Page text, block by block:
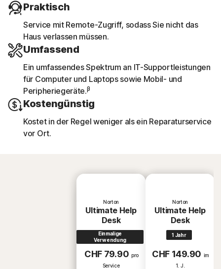
Praktisch
Service mit Remote-Zugriff, sodass Sie nicht das
Haus verlassen müssen.
Umfassend
Ein umfassendes Spektrum an IT-Supportleistungen
für Computer und Laptops sowie Mobil- und
Peripheriegeräte.β
Kostengünstig
Kostet in der Regel weniger als ein Reparaturservice
vor Ort.
Norton
Ultimate Help
Desk
Einmalige
Verwendung
CHF 79.90 pro
Service
Norton
Ultimate Help
Desk
1 Jahr
CHF 149.90 im
1. J.